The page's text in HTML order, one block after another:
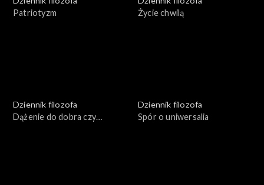
Patriotyzm
Życie chwilą
Dziennik filozofa
Dążenie do dobra czy
Dziennik filozofa
Spór o uniwersalia